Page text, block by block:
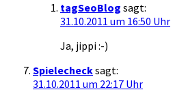
tagSeoBlog sagt:
31.10.2011 um 16:50 Uhr
Ja, jippi :-)
Spielechecksagt:
31.10.2011 um 22:17 Uhr